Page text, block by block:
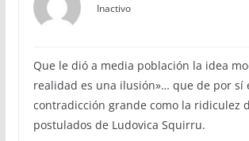
Inactivo
Que le dió a media población la idea
realidad es una ilusión»… que de por sí
contradicción grande como la ridiculez
postulados de Ludovica Squirru.